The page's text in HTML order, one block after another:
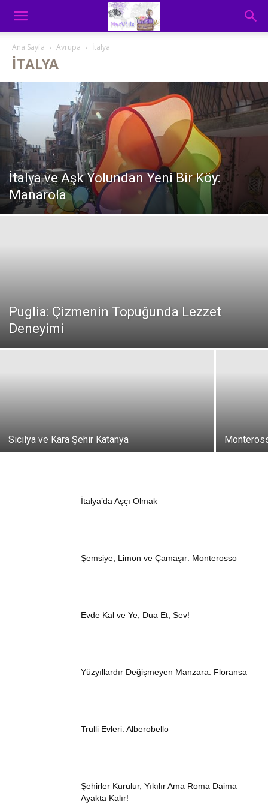
Ana Sayfa Avrupa İtalya
İTALYA
İtalya ve Aşk Yolundan Yeni Bir Köy:
Manarola
Puglia: Çizmenin Topuğunda Lezzet
Deneyimi
Sicilya ve Kara Şehir Katanya
İtalya’da Aşçı Olmak
Şemsiye, Limon ve Çamaşır: Monterosso
Evde Kal ve Ye, Dua Et, Sev!
Yüzyıllardır Değişmeyen Manzara: Floransa
Trulli Evleri: Alberobello
Şehirler Kurulur, Yıkılır Ama Roma Daima
Ayakta Kalır!